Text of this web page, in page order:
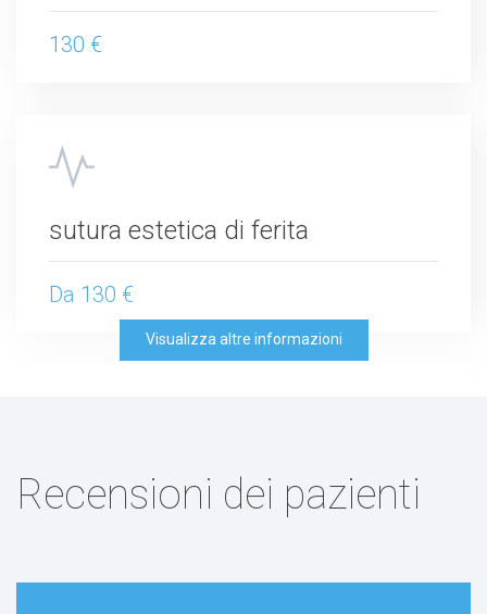
130 €
sutura estetica di ferita
Da 130 €
trattamento della ragade anale
Visualizza altre informazioni
Recensioni dei pazienti